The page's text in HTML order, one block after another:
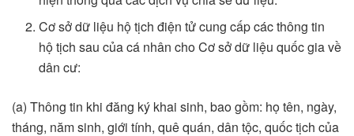
Cơ sở dữ liệu hộ tịch điện tử cung cấp các thông tin
hộ tịch sau của cá nhân cho Cơ sở dữ liệu quốc gia về
dân cư:
(a) Thông tin khi đăng ký khai sinh, bao gồm: họ tên, ngày,
tháng, năm sinh, giới tính, quê quán, dân tộc, quốc tịch của